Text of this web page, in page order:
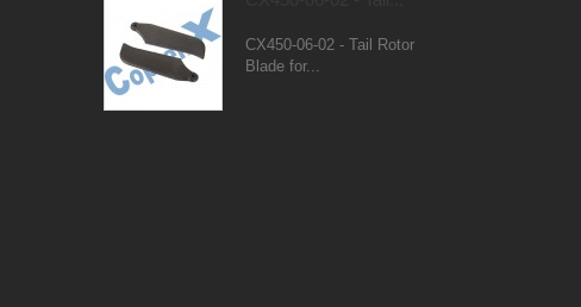
CX450-06-02 - Tail Rotor
Blade for...